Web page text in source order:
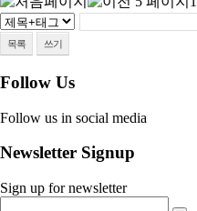
목록 쓰기
Follow Us
Follow us in social media
Newsletter Signup
Sign up for newsletter